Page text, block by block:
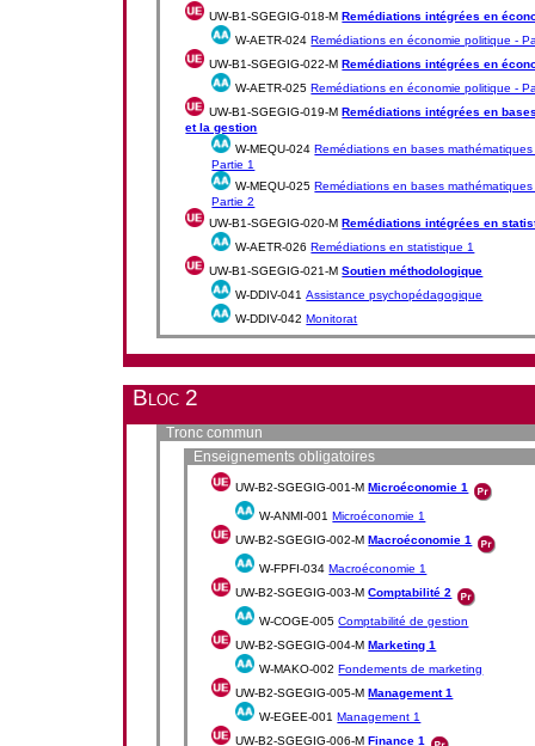
UW-B1-SGEGIG-018-MRemédiations intégrées en
W-AETR-024Remédiations en économie politique -
UW-B1-SGEGIG-022-MRemédiations intégrées en
W-AETR-025Remédiations en économie politique -
UW-B1-SGEGIG-019-MRemédiations intégrées en
et la gestion
W-MEQU-024Remédiations en bases
Partie 1
W-MEQU-025Remédiations en bases
Partie 2
UW-B1-SGEGIG-020-MRemédiations intégrées en
W-AETR-026Remédiations en statistique 1
UW-B1-SGEGIG-021-MSoutien méthodologique
W-DDIV-041Assistance psychopédagogique
W-DDIV-042Monitorat
Bloc 2
Tronc commun
Enseignements obligatoires
UW-B2-SGEGIG-001-MMicroéconomie 1
W-ANMI-001Microéconomie 1
UW-B2-SGEGIG-002-MMacroéconomie 1
W-FPFI-034Macroéconomie 1
UW-B2-SGEGIG-003-MComptabilité 2
W-COGE-005Comptabilité de gestion
UW-B2-SGEGIG-004-MMarketing 1
W-MAKO-002Fondements de marketing
UW-B2-SGEGIG-005-MManagement 1
W-EGEE-001Management 1
UW-B2-SGEGIG-006-MFinance 1